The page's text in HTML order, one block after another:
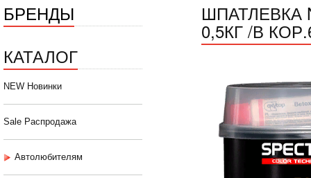
БРЕНДЫ
КАТАЛОГ
NEW Новинки
Sale Распродажа
Автолюбителям
ШПАТЛЕВКА
0,5КГ /В